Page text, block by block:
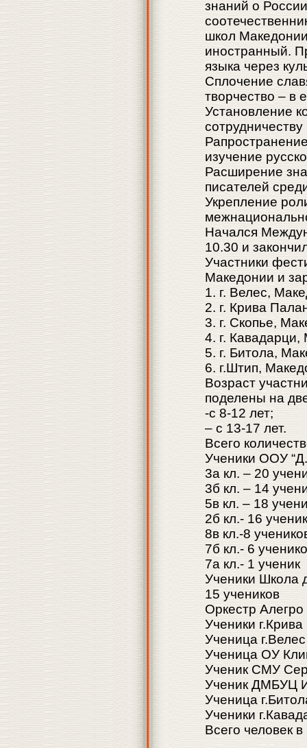
знаний о
школ
иностранный.
языка через
Сплочение
творчество – в
Установление
изучение
Расширение
писателей
Укрепление
Начался
10.30 и
Участники
Македонии и
1. г. Велес,
2. г. Крива
3. г. Скопье,
4. г. Кавадарци,
5. г. Битола,
6. г.Штип,
Возраст
поделены на
-с 8-12 лет;
– с 13-17 лет.
Всего
Ученики ООУ
3а кл. – 20
3б кл. – 14
5в кл. – 18
2б кл.- 16
8в кл.-8
7б кл.- 6
7а кл.- 1 ученик
Ученики Школа
15 учеников
Оркестр Алегро
Ученики
Ученица
Ученица ОУ
Ученик СМУ
Ученик ДМБУЦ
Ученица
Ученики
Всего человек